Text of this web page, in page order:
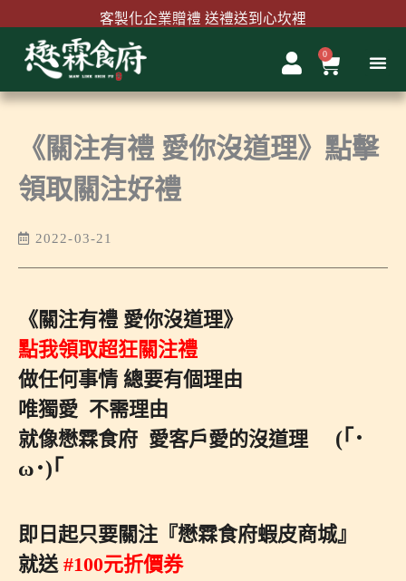
至
內
客製化企業贈禮 送禮送到心坎裡
首購結帳輸入『MAWLINK100』現折100元
0
購
物
籃
《關注有禮 愛你沒道理》點擊
領取關注好禮
2022-03-21
《關注有禮 愛你沒道理》
點我領取超狂關注禮
做任何事情 總要有個理由
唯獨愛 不需理由
就像懋霖食府 愛客戶愛的沒道理 (｢･
ω･)｢
即日起只要關注 『懋霖食府蝦皮商城』
就送 #100元折價券